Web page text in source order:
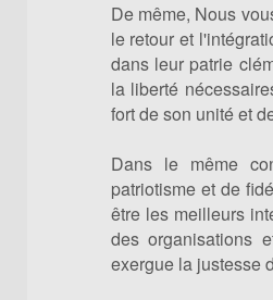
De même, Nous
le retour et
dans leur patrie
la liberté
fort de son unité et
Dans le même
patriotisme et de
être les meilleurs
des organisations
exergue la justesse